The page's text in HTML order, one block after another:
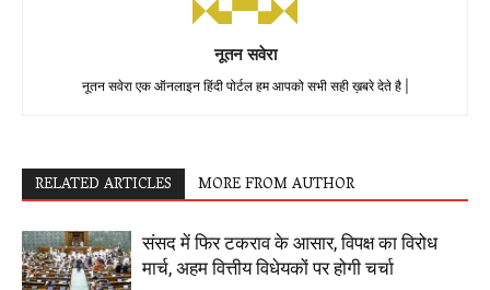
नूतन सवेरा
नूतन सवेरा एक ऑनलाइन हिंदी पोर्टल हम आपको सभी सही ख़बरे देते है |
RELATED ARTICLES MORE FROM AUTHOR
संसद में फिर टकराव के आसार, विपक्ष का विरोध
मार्च, अहम वित्तीय विधेयकों पर होगी चर्चा